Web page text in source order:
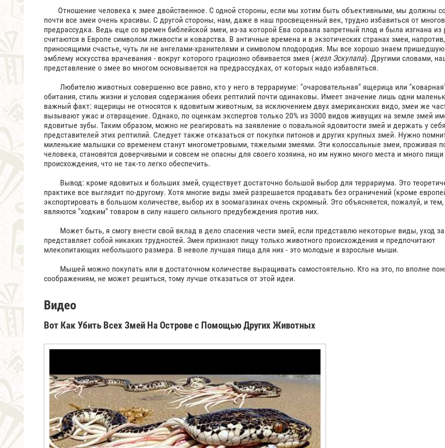
Отношение человека к змее двойственное. С одной стороны, если мы хотим быть объективными, мы должны
почти все змеи очень красивы. С другой стороны, нам, даже в наш просвещенный век, трудно избавиться от
предрассудка. Ведь еще со времен библейской змеи, из-за которой Ева сорвала запретный плод и была изгнана из
считаются в Европе символом лживости и коварства. В античные времена и в экзотических странах змеи,
приносящими счастье, чуть ли не ангелами-хранителями и символом плодородия. Мы все хорошо знаем пришедшую
эмблему искусства врачевания - вокруг которого грациозно обвивается змея (жезл Эскулапа). Другими словами,
представление о змее во многом основывается на предрассудках, от которых надо избавляться.
Любителю животных совершенно все равно, кто у него в террариуме: "очаровательная" ящерица или
обитания, стиль жизни и условия содержания обеих рептилий почти одинаковы. Имеет значение лишь одни
важный факт: ящерицы не относятся к ядовитым животным, за исключением двух американских видо, змеи же
вызывают ужас и отвращение. Однако, по оценкам экспертов только 20% из 3000 видов живущих на земле змей
ядовитые зубы. Таким образом, можно не реагировать на заявление о повальной ядовитости змей и держать у
представителей этих рептилий. Следует также отказаться от покупки питонов и других крупных змей. Нужно
миленькие малышки со временем станут многометровыми, тяжелыми змеями. Эти колоссальные змеи, проживая
человека, становятся доверчивыми и совсем не опасны для своего хозяина, но им нужно много места и много
происхождения, что не так-то легко обеспечить.
Вывод: кроме ядовитых и больших змей, существует достаточно большой выбор для террариума. Это
практике все выглядит по-другому. Хотя многие виды змей разрешается продавать без ограничений (кроме
экспортировать в большом количестве, выбор их в зоомагазинах очень скромный. Это объясняется, пожалуй, и
являются "ходким" товаром в силу нашего сильного предубеждения против них.
Может быть, я смогу внести свой вклад в дело спасения чести змей, если представлю некоторые виды, уход
представляет собой никаких трудностей. Змеи признают пищу только животного происхождения и предпочитают
млекопитающих небольшого размера. В неволе лучшая пища для них - это молодые и взрослые мыши.
Мышей можно покупать или в достаточном количестве выращивать самостоятельно. Кто на это, по вполне
соображениям, не может решиться, тому лучше отказаться от этой идеи.
Видео
Вот Как Убить Всех Змей На Острове с Помощью Других Животных